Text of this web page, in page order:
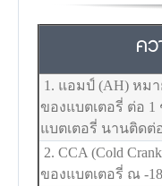
ค
1. แอมป์ (AH) หม
ของแบตเตอรี่ ต่อ
แบตเตอรี่ นานติดต่
2. CCA (Cold
ของแบตเตอรี่ ณ -18